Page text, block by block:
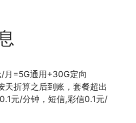
月=5G通用+30G定向
天折算之后到账，套餐超出
元/分钟，短信,彩信0.1元/